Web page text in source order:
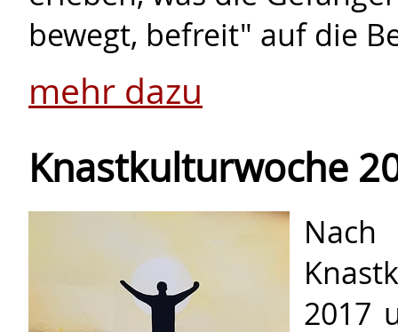
bewegt, befreit" auf die
mehr dazu
Knastkulturwoche
2017